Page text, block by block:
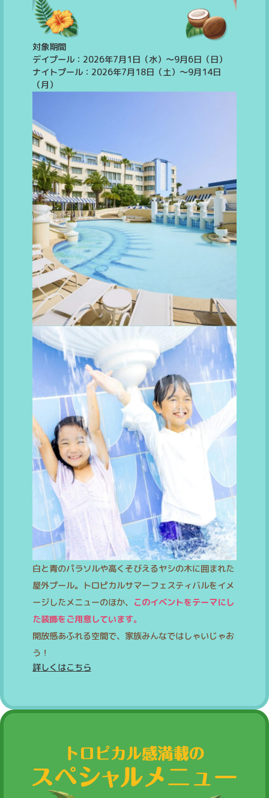
対象期間
デイプール：2026年7月1日（水）～9月6日（日）
ナイトプール：2026年7月18日（土）～9月14日
（月）
白と青のパラソルや高くそびえるヤシの木に囲まれた
屋外プール。トロピカルサマーフェスティバルをイメ
ージしたメニューのほか、 このイベントをテーマにし
た装飾をご用意しています。
開放感あふれる空間で、家族みんなではしゃいじゃお
う！
詳しくはこちら